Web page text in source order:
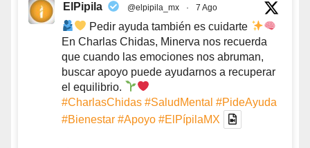
ElPipila @elpipila_mx · 7 Ago
Pedir ayuda también es cuidarte
En Charlas Chidas, Minerva nos recuerda
que cuando las emociones nos abruman,
buscar apoyo puede ayudarnos a recuperar
el equilibrio.
#CharlasChidas #SaludMental #PideAyuda
#Bienestar #Apoyo #ElPípilaMX